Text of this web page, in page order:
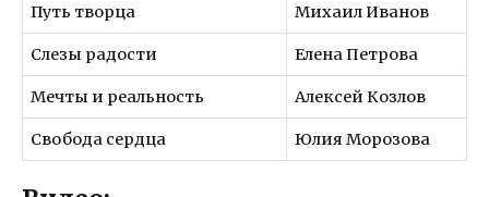
Путь творца Михаил Иванов
Слезы радости Елена Петрова
Мечты и реальность Алексей Козлов
Свобода сердца Юлия Морозова